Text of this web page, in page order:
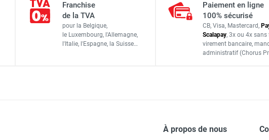
4,49 m
5,00 m
2,27 m
de rayonnage ERM 5 marches - DUARIB
Franchise
de la TVA
pour la Belgique,
le Luxembourg, l'Allemagne,
l'Italie, l'Espagne, la Suisse…
Paiement en ligne
100% sécurisé
CB, Visa, Mastercard,
Scalapay, 3x ou 4x sans
virement bancaire,
administratif (Chorus
À propos de nous